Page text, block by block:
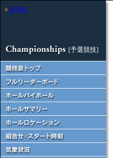
HOME
[予選競技]